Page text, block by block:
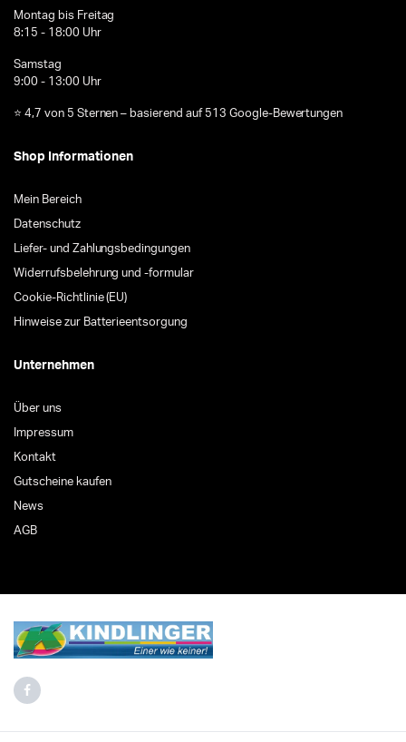
Montag bis Freitag
8:15 - 18:00 Uhr
Samstag
9:00 - 13:00 Uhr
⭐ 4,7 von 5 Sternen – basierend auf 513 Google-Bewertungen
Shop Informationen
Mein Bereich
Datenschutz
Liefer- und Zahlungsbedingungen
Widerrufsbelehrung und -formular
Cookie-Richtlinie (EU)
Hinweise zur Batterieentsorgung
Unternehmen
Über uns
Impressum
Kontakt
Gutscheine kaufen
News
AGB